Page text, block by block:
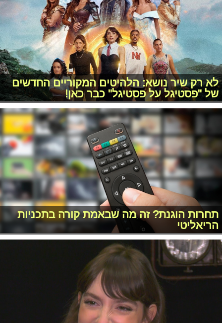
לא רק שיר נושא: הלהיטים המקוריים החדשים
של "פסטיגל על פסטיגל" כבר כאן!
תחרות הוגנת? זה מה שבאמת קורה בתכניות
הריאליטי